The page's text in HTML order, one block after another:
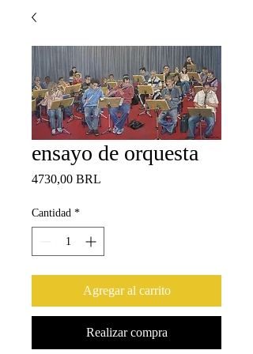
ensayo de orquesta
4730,00 BRL
Cantidad *
Agregar al carrito
Realizar compra